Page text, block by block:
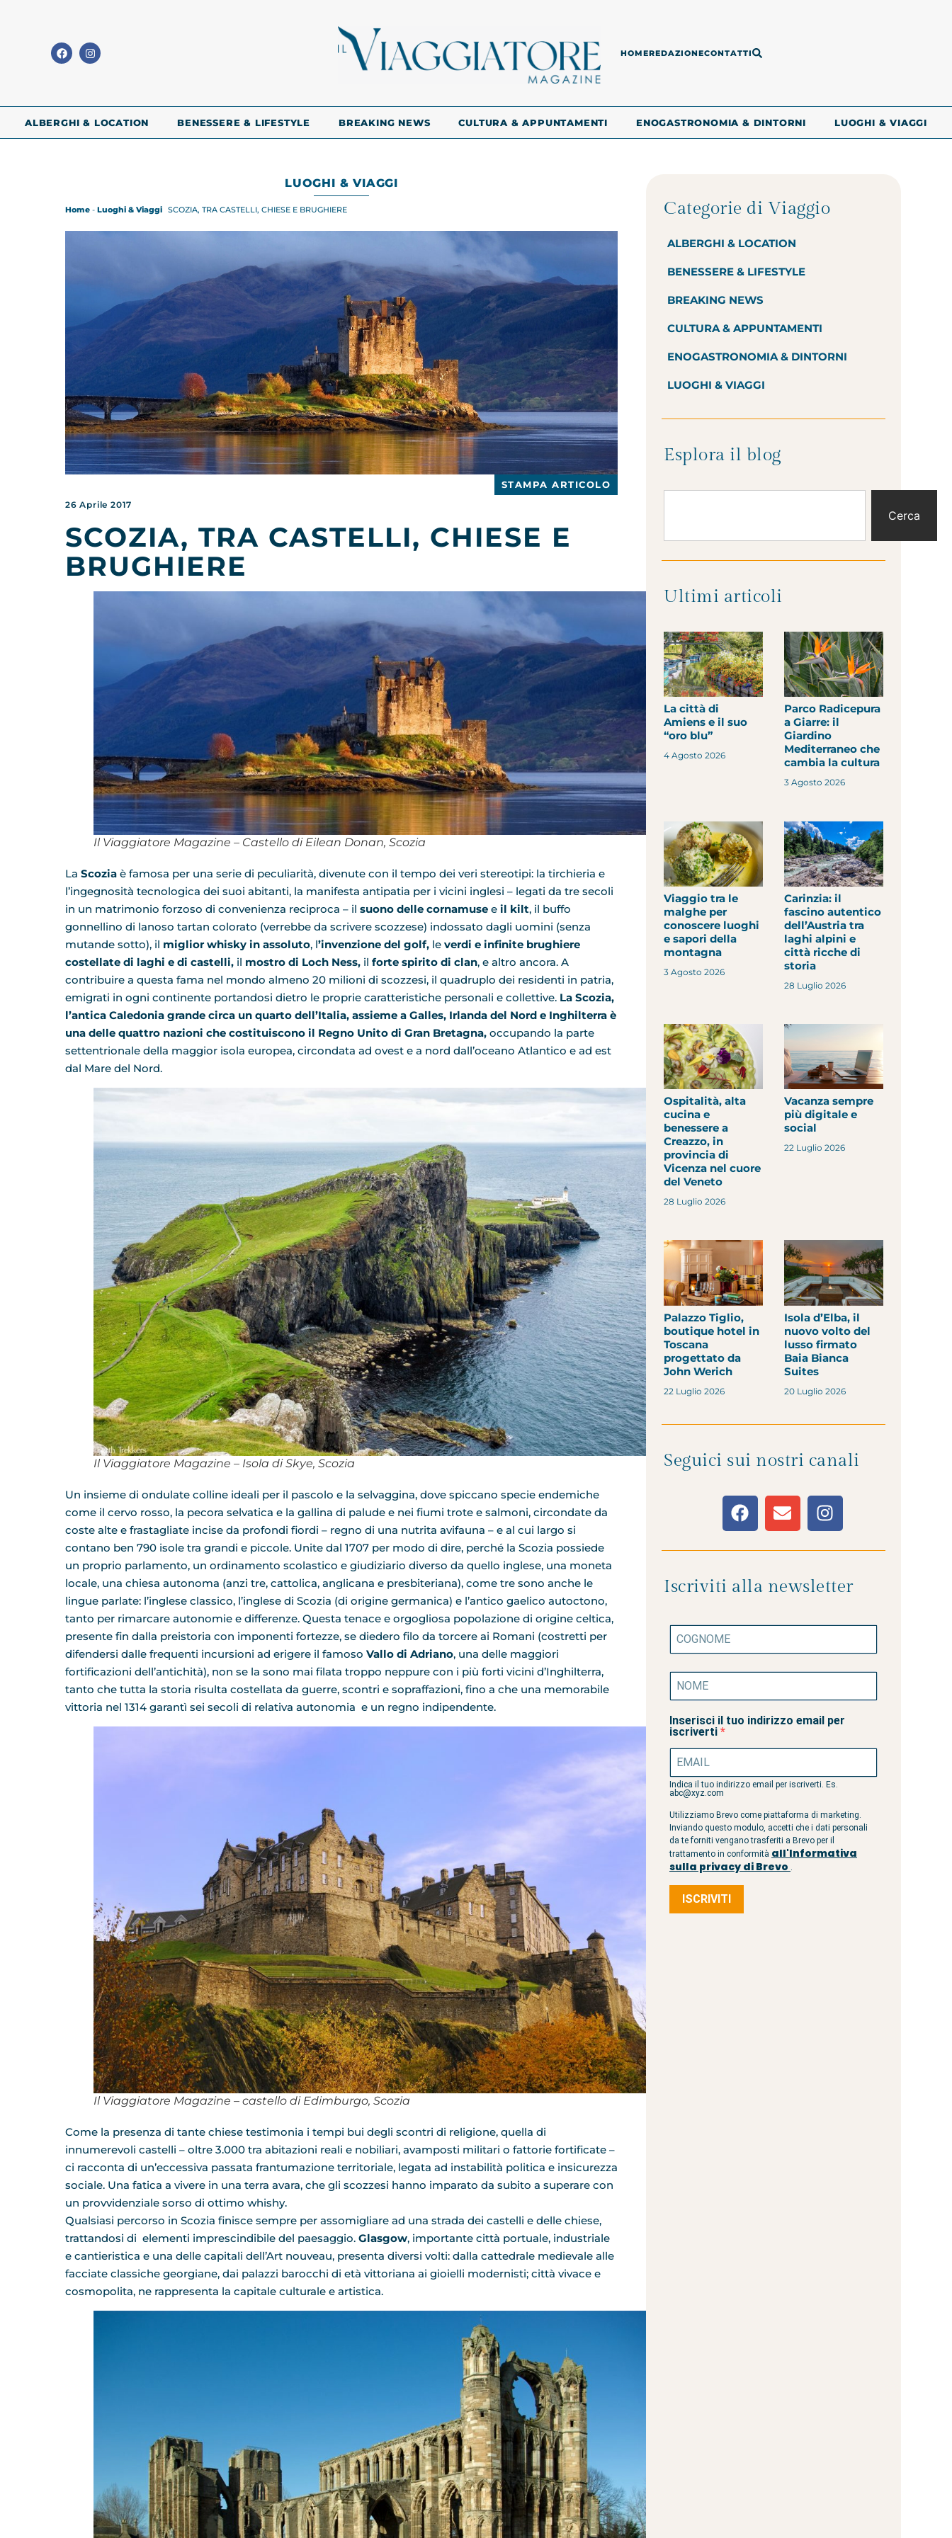
HOMEREDAZIONECONTATTI
ALBERGHI & LOCATION BENESSERE & LIFESTYLE BREAKING NEWS CULTURA & APPUNTAMENTI ENOGASTRONOMIA & DINTORNI LUOGHI & VIAGGI
LUOGHI & VIAGGI
Home - Luoghi & Viaggi SCOZIA, TRA CASTELLI, CHIESE E BRUGHIERE
STAMPA ARTICOLO
26 Aprile 2017
SCOZIA, TRA CASTELLI, CHIESE E
BRUGHIERE
Il Viaggiatore Magazine – Castello di Eilean Donan, Scozia
La Scozia è famosa per una serie di peculiarità, divenute con il tempo dei veri stereotipi: la tirchieria e
l’ingegnosità tecnologica dei suoi abitanti, la manifesta antipatia per i vicini inglesi – legati da tre secoli
in un matrimonio forzoso di convenienza reciproca – il suono delle cornamuse e il kilt, il buffo
gonnellino di lanoso tartan colorato (verrebbe da scrivere scozzese) indossato dagli uomini (senza
mutande sotto), il miglior whisky in assoluto, l’invenzione del golf, le verdi e infinite brughiere
costellate di laghi e di castelli, il mostro di Loch Ness, il forte spirito di clan, e altro ancora. A
contribuire a questa fama nel mondo almeno 20 milioni di scozzesi, il quadruplo dei residenti in patria,
emigrati in ogni continente portandosi dietro le proprie caratteristiche personali e collettive. La Scozia,
l’antica Caledonia grande circa un quarto dell’Italia, assieme a Galles, Irlanda del Nord e Inghilterra è
una delle quattro nazioni che costituiscono il Regno Unito di Gran Bretagna, occupando la parte
settentrionale della maggior isola europea, circondata ad ovest e a nord dall’oceano Atlantico e ad est
dal Mare del Nord.
Il Viaggiatore Magazine – Isola di Skye, Scozia
Un insieme di ondulate colline ideali per il pascolo e la selvaggina, dove spiccano specie endemiche
come il cervo rosso, la pecora selvatica e la gallina di palude e nei fiumi trote e salmoni, circondate da
coste alte e frastagliate incise da profondi fiordi – regno di una nutrita avifauna – e al cui largo si
contano ben 790 isole tra grandi e piccole. Unite dal 1707 per modo di dire, perché la Scozia possiede
un proprio parlamento, un ordinamento scolastico e giudiziario diverso da quello inglese, una moneta
locale, una chiesa autonoma (anzi tre, cattolica, anglicana e presbiteriana), come tre sono anche le
lingue parlate: l’inglese classico, l’inglese di Scozia (di origine germanica) e l’antico gaelico autoctono,
tanto per rimarcare autonomie e differenze. Questa tenace e orgogliosa popolazione di origine celtica,
presente fin dalla preistoria con imponenti fortezze, se diedero filo da torcere ai Romani (costretti per
difendersi dalle frequenti incursioni ad erigere il famoso Vallo di Adriano, una delle maggiori
fortificazioni dell’antichità), non se la sono mai filata troppo neppure con i più forti vicini d’Inghilterra,
tanto che tutta la storia risulta costellata da guerre, scontri e sopraffazioni, fino a che una memorabile
vittoria nel 1314 garantì sei secoli di relativa autonomia e un regno indipendente.
Il Viaggiatore Magazine – castello di Edimburgo, Scozia
Come la presenza di tante chiese testimonia i tempi bui degli scontri di religione, quella di
innumerevoli castelli – oltre 3.000 tra abitazioni reali e nobiliari, avamposti militari o fattorie fortificate –
ci racconta di un’eccessiva passata frantumazione territoriale, legata ad instabilità politica e insicurezza
sociale. Una fatica a vivere in una terra avara, che gli scozzesi hanno imparato da subito a superare con
un provvidenziale sorso di ottimo whishy.
Qualsiasi percorso in Scozia finisce sempre per assomigliare ad una strada dei castelli e delle chiese,
trattandosi di elementi imprescindibile del paesaggio. Glasgow, importante città portuale, industriale
e cantieristica e una delle capitali dell’Art nouveau, presenta diversi volti: dalla cattedrale medievale alle
facciate classiche georgiane, dai palazzi barocchi di età vittoriana ai gioielli modernisti; città vivace e
cosmopolita, ne rappresenta la capitale culturale e artistica.
Categorie di Viaggio
ALBERGHI & LOCATION
BENESSERE & LIFESTYLE
BREAKING NEWS
CULTURA & APPUNTAMENTI
ENOGASTRONOMIA & DINTORNI
LUOGHI & VIAGGI
Esplora il blog
Cerca
Ultimi articoli
La città di
Amiens e il suo
“oro blu”
4 Agosto 2026
Parco Radicepura
a Giarre: il
Giardino
Mediterraneo che
cambia la cultura
3 Agosto 2026
Viaggio tra le
malghe per
conoscere luoghi
e sapori della
montagna
3 Agosto 2026
Carinzia: il
fascino autentico
dell’Austria tra
laghi alpini e
città ricche di
storia
28 Luglio 2026
Ospitalità, alta
cucina e
benessere a
Creazzo, in
provincia di
Vicenza nel cuore
del Veneto
28 Luglio 2026
Vacanza sempre
più digitale e
social
22 Luglio 2026
Palazzo Tiglio,
boutique hotel in
Toscana
progettato da
John Werich
22 Luglio 2026
Isola d’Elba, il
nuovo volto del
lusso firmato
Baia Bianca
Suites
20 Luglio 2026
Seguici sui nostri canali
Iscriviti alla newsletter
Inserisci il tuo indirizzo email per
iscriverti
Indica il tuo indirizzo email per iscriverti. Es.
abc@xyz.com
Utilizziamo Brevo come piattaforma di marketing.
Inviando questo modulo, accetti che i dati personali
da te forniti vengano trasferiti a Brevo per il
trattamento in conformità all'Informativa
sulla privacy di Brevo
ISCRIVITI